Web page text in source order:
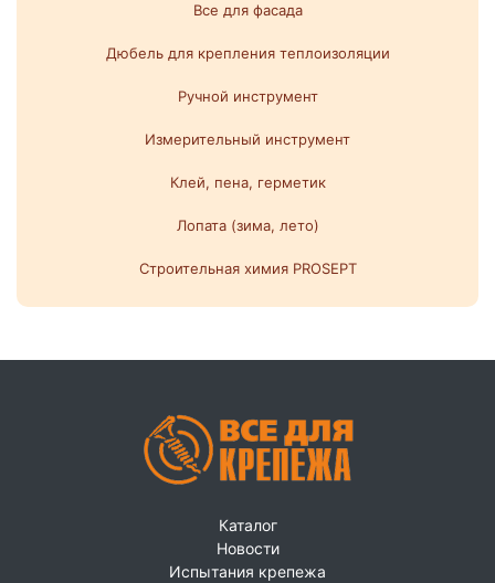
Все для фасада
Дюбель для крепления теплоизоляции
Ручной инструмент
Измерительный инструмент
Клей, пена, герметик
Лопата (зима, лето)
Строительная химия PROSEPT
Каталог
Новости
Испытания крепежа